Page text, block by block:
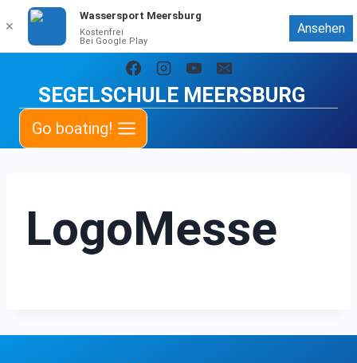
springen
SEGELSCHULE MEERSBURG
Go boating!
LogoMesse
✕
Wassersport Meersburg
Kostenfrei
Bei Google Play
Ansehen